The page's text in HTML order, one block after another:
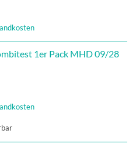
1er Pack MHD 09/28